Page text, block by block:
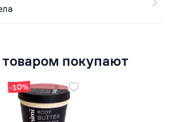
покупают
-10%